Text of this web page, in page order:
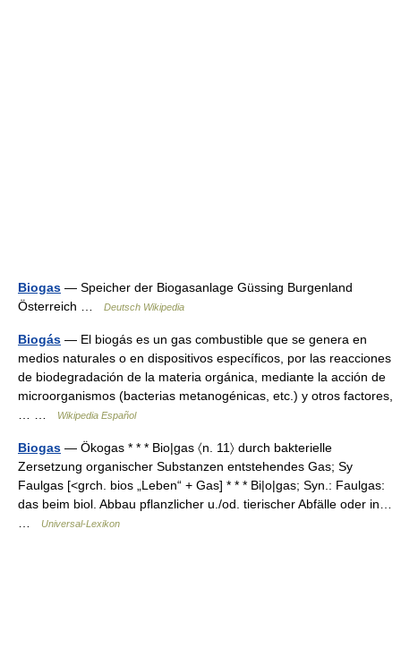
Biogas — Speicher der Biogasanlage Güssing Burgenland
Österreich …
Deutsch Wikipedia
Biogás — El biogás es un gas combustible que se genera en
medios naturales o en dispositivos específicos, por las reacciones
de biodegradación de la materia orgánica, mediante la acción de
microorganismos (bacterias metanogénicas, etc.) y otros factores,
Wikipedia Español
Biogas — Ökogas * * * Bio|gas 〈n. 11〉 durch bakterielle
Zersetzung organischer Substanzen entstehendes Gas; Sy
Faulgas [<grch. bios „Leben“ + Gas] * * * Bi|o|gas; Syn.: Faulgas:
das beim biol. Abbau pflanzlicher u./od. tierischer Abfälle oder in…
Universal-Lexikon